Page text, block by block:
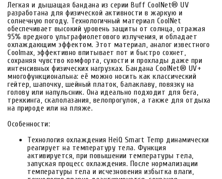
Легкая и дышащая бандана из серии Buff CoolNet® UV
разработана для физической активности в жаркую и
солнечную погоду. Технологичный материал CoolNet
обеспечивает высокий уровень защиты от солнца, отражая
95% вредного ультрафиолетового излучения, и обладает
охлаждающим эффектом. Этот материал, аналог известного
Coolmax, эффективно впитывает пот и быстро сохнет,
сохраняя чувство комфорта, сухости и прохлады даже при
интенсивных физических нагрузках. Бандана CoolNet® UV+
многофункциональна: её можно носить как классический
гейтер, шапочку, шейный платок, балаклаву, повязку на
голову или напульсник. Она идеально подходит для бега,
треккинга, скалолазания, велопрогулок, а также для отдыха
на природе или на пляже.
Особенности:
Технология охлаждения HeiQ Smart Temp динамически
реагирует на температуру тела. Функция
активируется, при повышении температуры тела,
запуская процесс охлаждения. После нормализации
температуры тела и исчезновения избытка влаги,